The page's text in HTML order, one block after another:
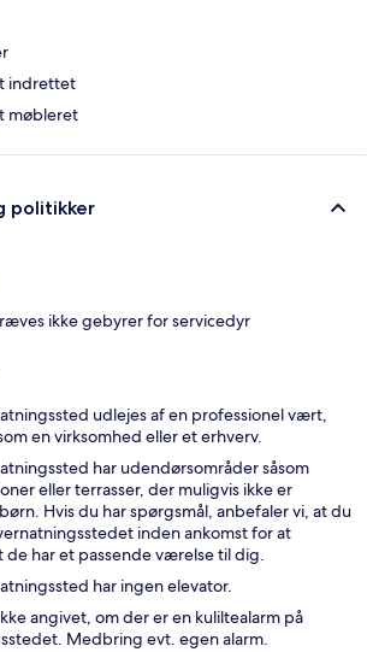
indrettet
møbleret
politikker
ikke gebyrer for servicedyr
udlejes af en professionel vært,
en virksomhed eller et erhverv.
har udendørsområder såsom
eller terrasser, der muligvis ikke er
Hvis du har spørgsmål, anbefaler vi, at du
inden ankomst for at
har et passende værelse til dig.
har ingen elevator.
angivet, om der er en kuliltealarm på
Medbring evt. egen alarm.